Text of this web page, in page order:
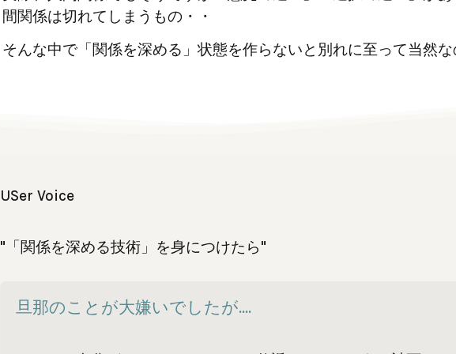
間関係は切れてしまうもの・・
そんな中で「関係を深める」状態を作らないと別れに至って当然
USer Voice
"「関係を深める技術」を身につけたら"
旦那のことが大嫌いでしたが....